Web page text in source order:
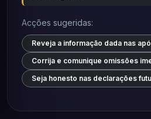
Acções sugeridas:
Reveja a informação dada nas
Corrija e comunique omissões
Seja honesto nas declarações